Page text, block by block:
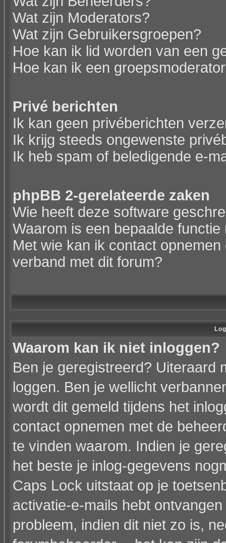
Wat zijn Moderators?
Wat zijn Gebruikersgroepen?
Hoe kan ik lid worden van een
Hoe kan ik een
Privé berichten
Ik kan geen privéberichten
Ik krijg steeds ongewenste
Ik heb spam of beledigende e-
phpBB 2-gerelateerde zaken
Wie heeft deze software
Waarom is een bepaalde
Met wie kan ik contact
verband met dit forum?
Waarom kan ik niet inloggen?
Ben je geregistreerd? Uiteraard
loggen. Ben je wellicht
wordt dit gemeld tijdens het
contact opnemen met de
te vinden waarom. Indien je
het beste je inlog-gegevens
Caps Lock uitstaat op je
activatie-e-mails hebt
probleem, indien dit niet zo is,